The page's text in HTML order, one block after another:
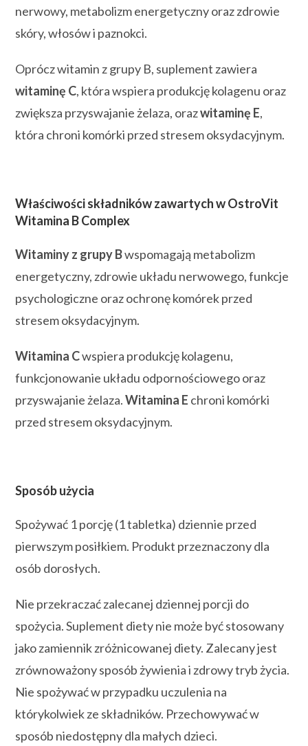
nerwowy, metabolizm energetyczny oraz zdrowie
skóry, włosów i paznokci.
Oprócz witamin z grupy B, suplement zawiera
witaminę C, która wspiera produkcję kolagenu oraz
zwiększa przyswajanie żelaza, orazwitaminę E,
która chroni komórki przed stresem oksydacyjnym.
Właściwości składników zawartych w OstroVit
Witamina B Complex
Witaminy z grupy Bwspomagają metabolizm
energetyczny, zdrowie układu nerwowego, funkcje
psychologiczne oraz ochronę komórek przed
stresem oksydacyjnym.
Witamina Cwspiera produkcję kolagenu,
funkcjonowanie układu odpornościowego oraz
przyswajanie żelaza.Witamina E chroni komórki
przed stresem oksydacyjnym.
Sposób użycia
Spożywać 1 porcję (1 tabletka) dziennie przed
pierwszym posiłkiem. Produkt przeznaczony dla
osób dorosłych.
Nie przekraczać zalecanej dziennej porcji do
spożycia. Suplement diety nie może być stosowany
jako zamiennik zróżnicowanej diety. Zalecany jest
zrównoważony sposób żywienia i zdrowy tryb życia.
Nie spożywać w przypadku uczulenia na
którykolwiek ze składników. Przechowywać w
sposób niedostępny dla małych dzieci.